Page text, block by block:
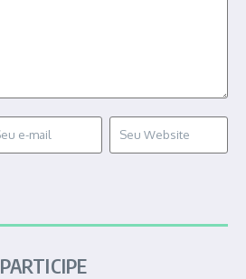
PARTICIPE